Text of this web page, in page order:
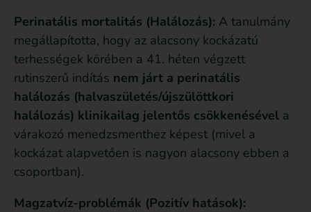
Perinatális mortalitás (Halálozás): A tanulmány
megállapította, hogy az alacsony kockázatú
terhességek körében a 41. héten végzett
rutinszerű indítás nem járt a perinatális
halálozás (halvaszületés/újszülöttkori
halálozás) klinikailag jelentős csökkenésével a
várakozó menedzsmenthez képest (mivel a
kockázat alapvetően is nagyon alacsony ebben a
csoportban).
Magzatvíz-problémák (Pozitív hatások):